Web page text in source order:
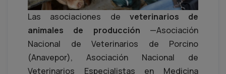
Las asociaciones de veterinarios de
animales de producción —Asociación
Nacional de Veterinarios de Porcino
(Anavepor), Asociación Nacional de
Veterinarios Especialistas en Medicina